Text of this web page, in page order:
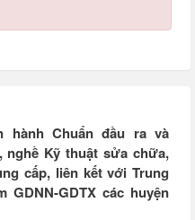
hành Chuẩn đầu ra và
Kỹ thuật sửa chữa,
cấp, liên kết với Trung
GDNN-GDTX các huyện